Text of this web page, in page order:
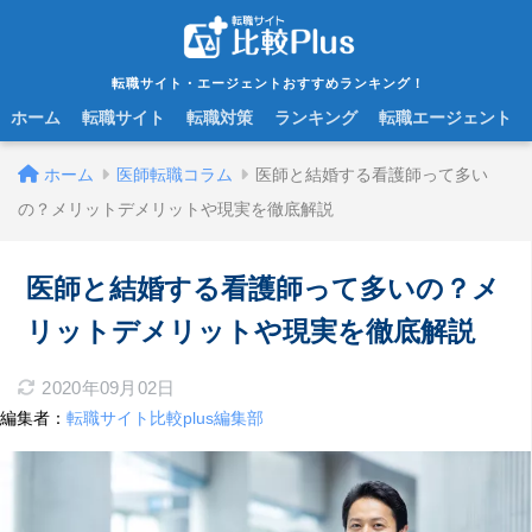
転職サイト・エージェントおすすめランキング！
ホーム 転職サイト 転職対策 ランキング 転職エージェント
ホーム 医師転職コラム
医師と結婚する看護師って多い
の？メリットデメリットや現実を徹底解説
医師と結婚する看護師って多いの？メ
リットデメリットや現実を徹底解説
2020年09月02日
編集者： 転職サイト比較plus編集部